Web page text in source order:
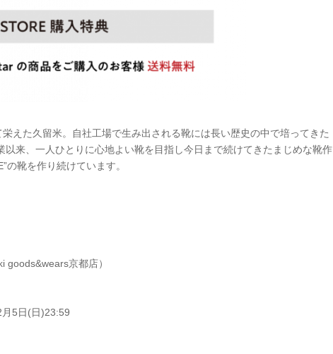
えた久留米。自社工場で生み出される靴には長い歴史の中で培ってきた
来、一人ひとりに心地よい靴を目指し今日まで続けてきたまじめな靴作
の靴を作り続けています。
京都店）
5日(日)23:59